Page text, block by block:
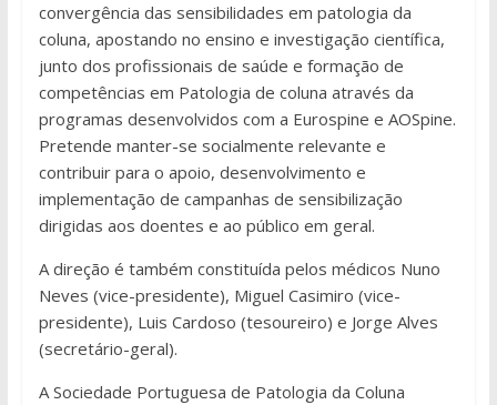
convergência das sensibilidades em patologia da
coluna, apostando no ensino e investigação científica,
junto dos profissionais de saúde e formação de
competências em Patologia de coluna através da
programas desenvolvidos com a Eurospine e AOSpine.
Pretende manter-se socialmente relevante e
contribuir para o apoio, desenvolvimento e
implementação de campanhas de sensibilização
dirigidas aos doentes e ao público em geral.
A direção é também constituída pelos médicos Nuno
Neves (vice-presidente), Miguel Casimiro (vice-
presidente), Luis Cardoso (tesoureiro) e Jorge Alves
(secretário-geral).
A Sociedade Portuguesa de Patologia da Coluna